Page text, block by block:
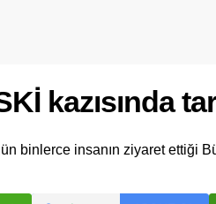
kazısında
binlerce insanın ziyaret ettiği